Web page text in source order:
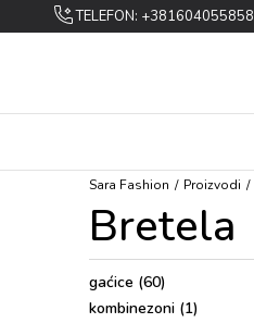
TELEFON: +381604055858
Sara Fashion Proizvodi
Bretela
gaćicе (60)
kоmbinеzоni (1)